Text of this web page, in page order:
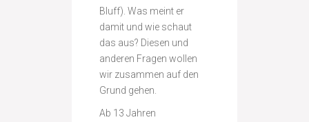
Bluff). Was meint er
damit und wie schaut
das aus? Diesen und
anderen Fragen wollen
wir zusammen auf den
Grund gehen.
Ab 13 Jahren